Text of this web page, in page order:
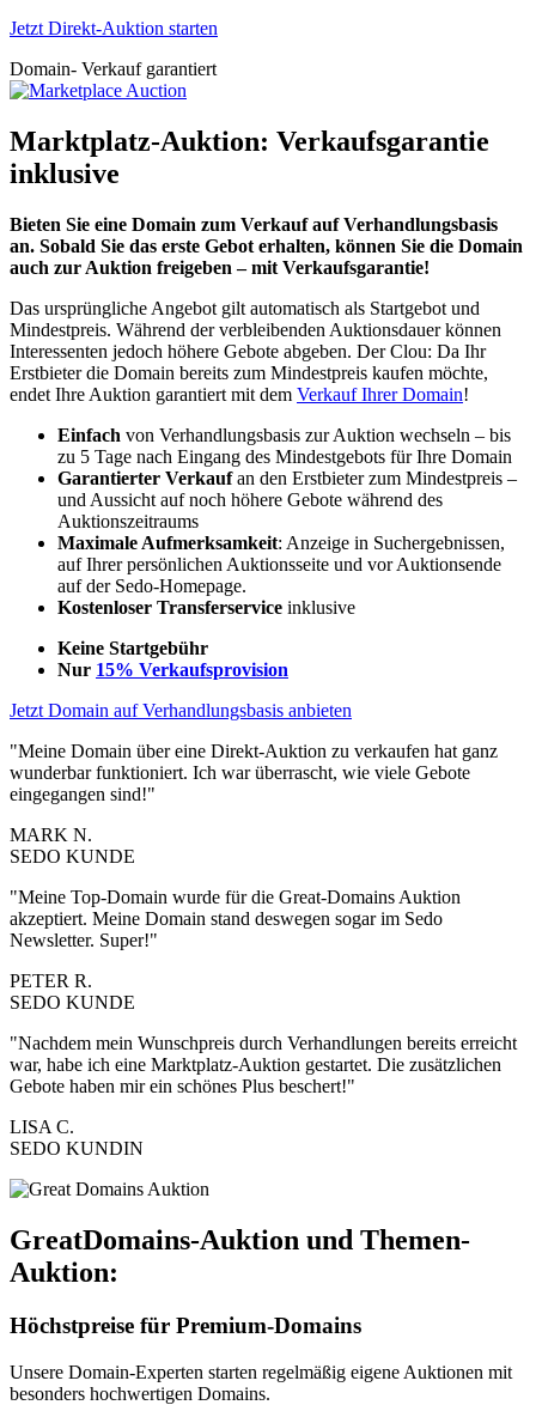
Jetzt Direkt-Auktion starten
Domain- Verkauf garantiert
Marktplatz-Auktion: Verkaufsgarantie
inklusive
Bieten Sie eine Domain zum Verkauf auf Verhandlungsbasis
an. Sobald Sie das erste Gebot erhalten, können Sie die Domain
auch zur Auktion freigeben – mit Verkaufsgarantie!
Das ursprüngliche Angebot gilt automatisch als Startgebot und
Mindestpreis. Während der verbleibenden Auktionsdauer können
Interessenten jedoch höhere Gebote abgeben. Der Clou: Da Ihr
Erstbieter die Domain bereits zum Mindestpreis kaufen möchte,
endet Ihre Auktion garantiert mit dem Verkauf Ihrer Domain!
Einfach von Verhandlungsbasis zur Auktion wechseln – bis
zu 5 Tage nach Eingang des Mindestgebots für Ihre Domain
Garantierter Verkaufan den Erstbieter zum Mindestpreis –
und Aussicht auf noch höhere Gebote während des
Auktionszeitraums
Maximale Aufmerksamkeit: Anzeige in Suchergebnissen,
auf Ihrer persönlichen Auktionsseite und vor Auktionsende
auf der Sedo-Homepage.
Kostenloser Transferservice inklusive
Keine Startgebühr
Nur 15% Verkaufsprovision
Jetzt Domain auf Verhandlungsbasis anbieten
"Meine Domain über eine Direkt-Auktion zu verkaufen hat ganz
wunderbar funktioniert. Ich war überrascht, wie viele Gebote
eingegangen sind!"
MARK N.
SEDO KUNDE
"Meine Top-Domain wurde für die Great-Domains Auktion
akzeptiert. Meine Domain stand deswegen sogar im Sedo
Newsletter. Super!"
PETER R.
SEDO KUNDE
"Nachdem mein Wunschpreis durch Verhandlungen bereits erreicht
war, habe ich eine Marktplatz-Auktion gestartet. Die zusätzlichen
Gebote haben mir ein schönes Plus beschert!"
LISA C.
SEDO KUNDIN
GreatDomains-Auktion und Themen-
Auktion:
Höchstpreise für Premium-Domains
Unsere Domain-Experten starten regelmäßig eigene Auktionen mit
besonders hochwertigen Domains.